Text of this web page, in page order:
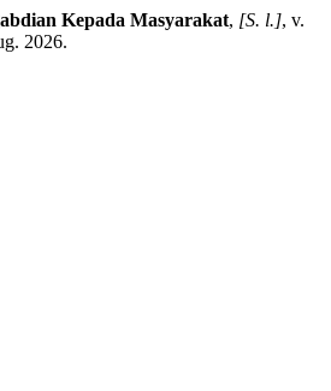
Kepada Masyarakat, [S. l.], v.
2026.